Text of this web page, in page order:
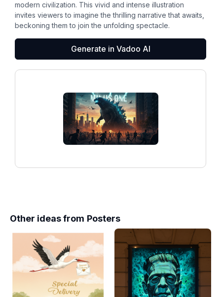
modern civilization. This vivid and intense illustration
invites viewers to imagine the thrilling narrative that awaits,
beckoning them to join the unfolding spectacle.
Generate in Vadoo AI
Other ideas from Posters